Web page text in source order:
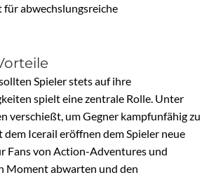
für abwechslungsreiche
Spieler stets auf ihre
spielt eine zentrale Rolle. Unter
verschießt, um Gegner kampfunfähig zu
Icerail eröffnen dem Spieler neue
Fans von Action-Adventures und
Moment abwarten und den